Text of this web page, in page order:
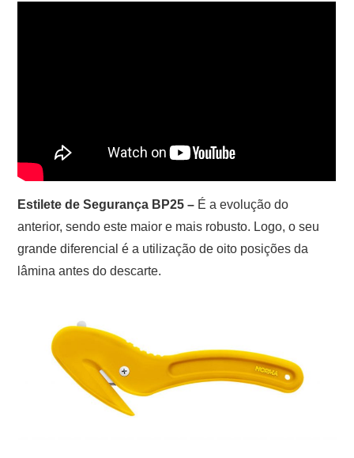
Estilete de Segurança BP25 – É a evolução do
anterior, sendo este maior e mais robusto. Logo, o seu
grande diferencial é a utilização de oito posições da
lâmina antes do descarte.